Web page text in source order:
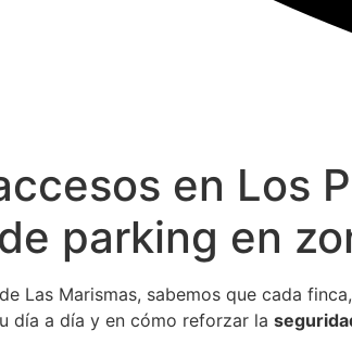
en Los
parking en
Las Marismas, sabemos que cada
día a día y en cómo reforzar la